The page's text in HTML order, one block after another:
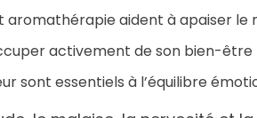
aident à apaiser le
activement de son bien-être
sont essentiels à l’équilibre